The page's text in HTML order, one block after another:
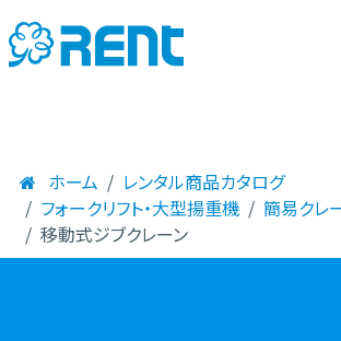
ホーム
レンタル商品カタログ
フォークリフト・大型揚重機
簡易クレ
移動式ジブクレーン